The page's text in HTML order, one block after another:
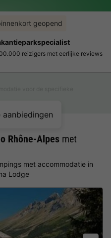
geopend
reizigers met eerlijke reviews
Rhône-Alpes met
met accommodatie in
Lodge